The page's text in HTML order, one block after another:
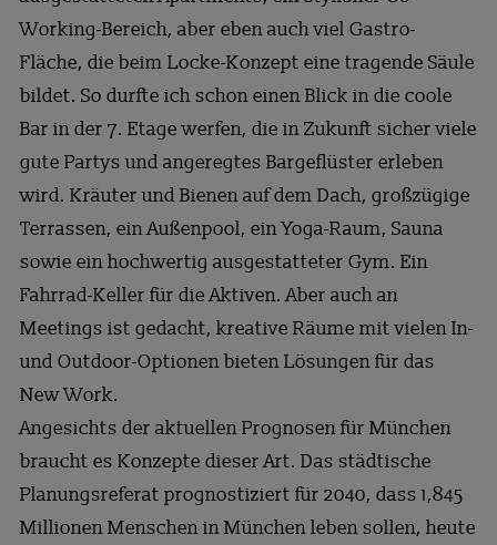
Working-Bereich, aber eben auch viel Gastro-
Fläche, die beim Locke-Konzept eine tragende Säule
bildet. So durfte ich schon einen Blick in die coole
Bar in der 7. Etage werfen, die in Zukunft sicher viele
gute Partys und angeregtes Bargeflüster erleben
wird. Kräuter und Bienen auf dem Dach, großzügige
Terrassen, ein Außenpool, ein Yoga-Raum, Sauna
sowie ein hochwertig ausgestatteter Gym. Ein
Fahrrad-Keller für die Aktiven. Aber auch an
Meetings ist gedacht, kreative Räume mit vielen In-
und Outdoor-Optionen bieten Lösungen für das
New Work.
Angesichts der aktuellen Prognosen für München
braucht es Konzepte dieser Art. Das städtische
Planungsreferat prognostiziert für 2040, dass 1,845
Millionen Menschen in München leben sollen, heute